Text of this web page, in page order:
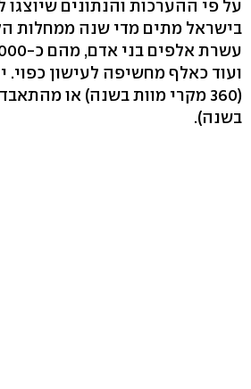
על פי ההערכות והנתונים שיוצגו
בישראל מתים מדי שנה ממחלות
ועוד כאלף מחשיפה לעישון כפוי.
בשנה).